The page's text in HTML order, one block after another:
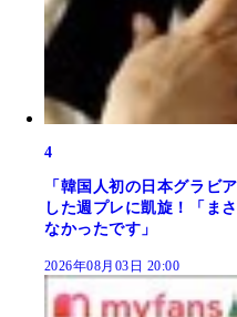
4
「韓国人初の日本グラビ
した週プレに凱旋！「ま
なかったです」
2026年08月03日 20:00